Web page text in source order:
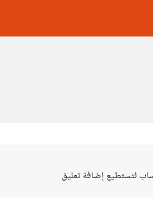
لتستطيع إضافة تعليق